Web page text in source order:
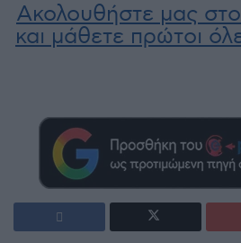
Ακολουθήστε μας στο
και μάθετε πρώτοι